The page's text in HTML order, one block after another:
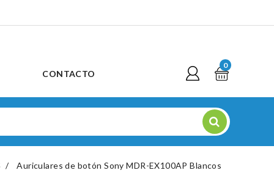
CONTACTO
0
Auriculares de botón Sony MDR-EX100AP Blancos